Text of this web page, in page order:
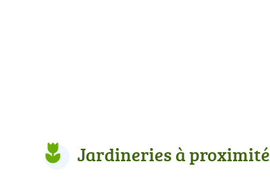
Jardineries à proximité